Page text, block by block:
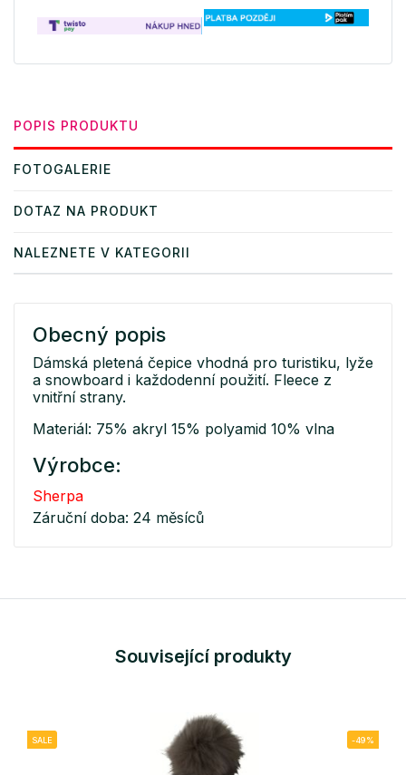
POPIS PRODUKTU
FOTOGALERIE
DOTAZ NA PRODUKT
NALEZNETE V KATEGORII
Obecný popis
Dámská pletená čepice vhodná pro turistiku, lyže
a snowboard i každodenní použití. Fleece z
vnitřní strany.
Materiál: 75% akryl 15% polyamid 10% vlna
Výrobce:
Sherpa
Záruční doba: 24 měsíců
Související produkty
SALE -49%